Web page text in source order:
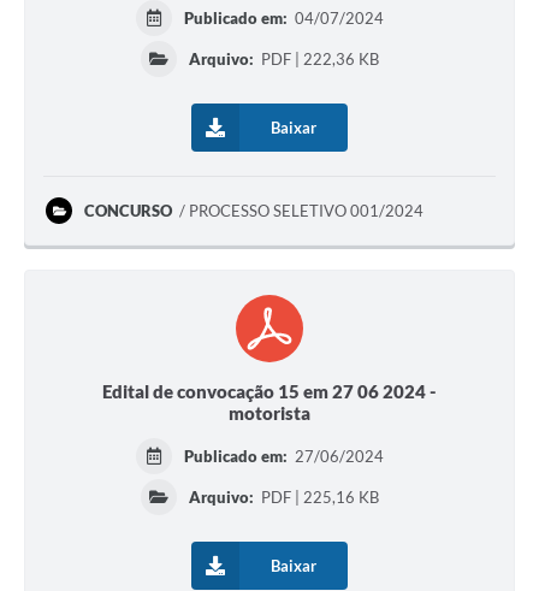
Publicado em: 04/07/2024
Arquivo: PDF | 222,36 KB
Baixar
CONCURSO PROCESSO SELETIVO 001/2024
Edital de convocação 15 em 27 06 2024 -
motorista
Publicado em: 27/06/2024
Arquivo: PDF | 225,16 KB
Baixar